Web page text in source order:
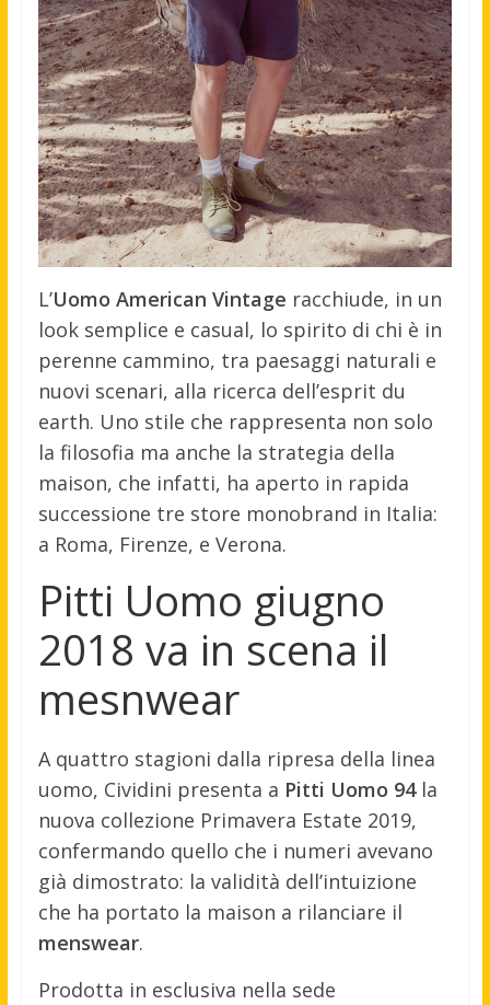
L’Uomo American Vintage racchiude, in un
look semplice e casual, lo spirito di chi è in
perenne cammino, tra paesaggi naturali e
nuovi scenari, alla ricerca dell’esprit du
earth. Uno stile che rappresenta non solo
la filosofia ma anche la strategia della
maison, che infatti, ha aperto in rapida
successione tre store monobrand in Italia:
a Roma, Firenze, e Verona.
Pitti Uomo giugno
2018 va in scena il
mesnwear
A quattro stagioni dalla ripresa della linea
uomo, Cividini presenta a Pitti Uomo 94la
nuova collezione Primavera Estate 2019,
confermando quello che i numeri avevano
già dimostrato: la validità dell’intuizione
che ha portato la maison a rilanciare il
menswear.
Prodotta in esclusiva nella sede